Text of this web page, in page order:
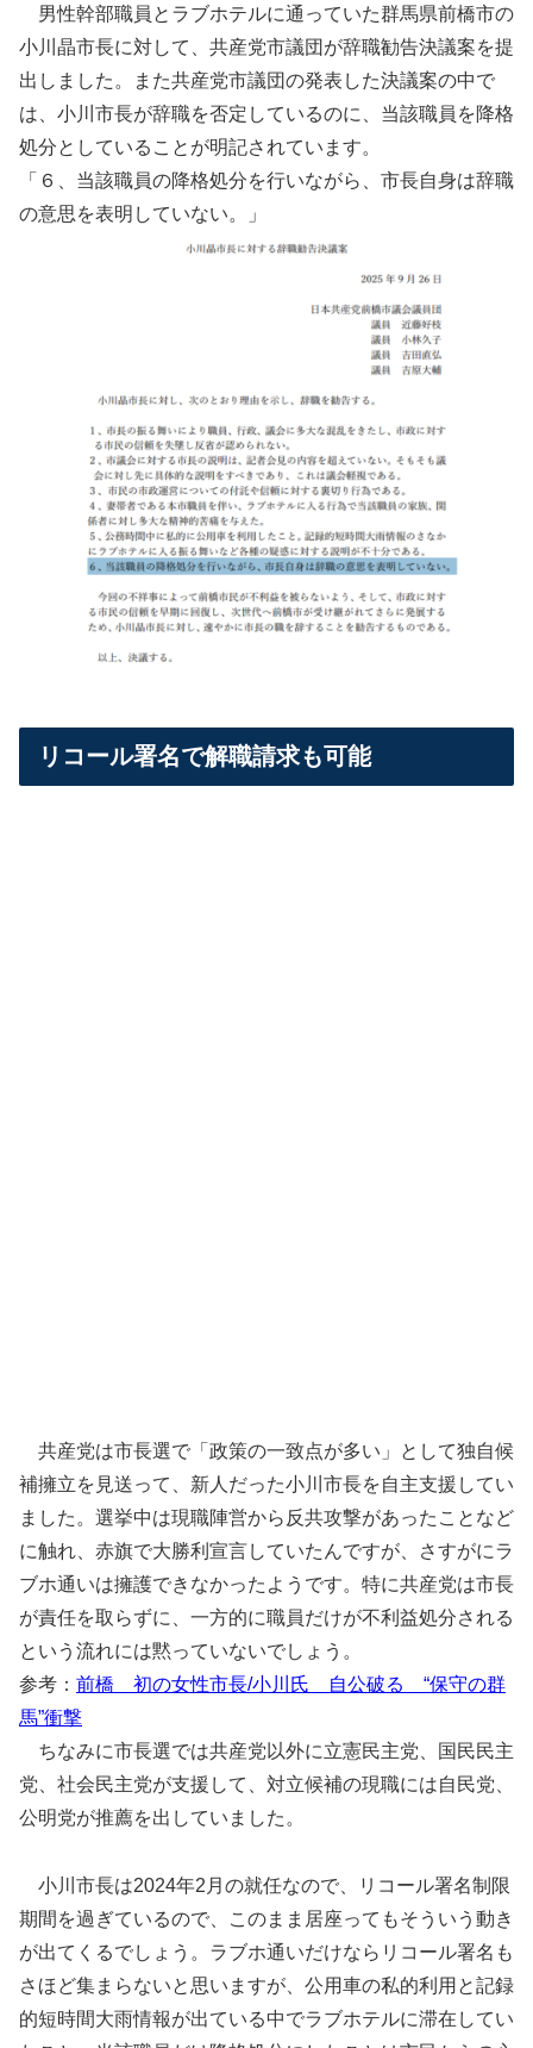
男性幹部職員とラブホテルに通っていた群馬県前橋市の
小川晶市長に対して、共産党市議団が辞職勧告決議案を提
出しました。また共産党市議団の発表した決議案の中で
は、小川市長が辞職を否定しているのに、当該職員を降格
処分としていることが明記されています。
「６、当該職員の降格処分を⾏いながら、市⻑⾃⾝は辞職
の意思を表明していない。」
リコール署名で解職請求も可能
共産党は市長選で「政策の一致点が多い」として独自候
補擁立を見送って、新人だった小川市長を自主支援してい
ました。選挙中は現職陣営から反共攻撃があったことなど
に触れ、赤旗で大勝利宣言していたんですが、さすがにラ
ブホ通いは擁護できなかったようです。特に共産党は市長
が責任を取らずに、一方的に職員だけが不利益処分される
という流れには黙っていないでしょう。
参考： 前橋 初の女性市長/小川氏 自公破る “保守の群
馬”衝撃
ちなみに市長選では共産党以外に立憲民主党、国民民主
党、社会民主党が支援して、対立候補の現職には自民党、
公明党が推薦を出していました。
小川市長は2024年2月の就任なので、リコール署名制限
期間を過ぎているので、このまま居座ってもそういう動き
が出てくるでしょう。ラブホ通いだけならリコール署名も
さほど集まらないと思いますが、公用車の私的利用と記録
的短時間大雨情報が出ている中でラブホテルに滞在してい